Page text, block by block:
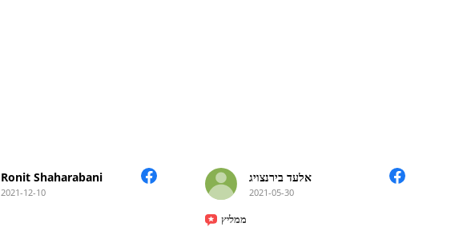
Ronit Shaharabani
2021-12-10
אלעד בירנצויג
2021-05-30
ממליץ